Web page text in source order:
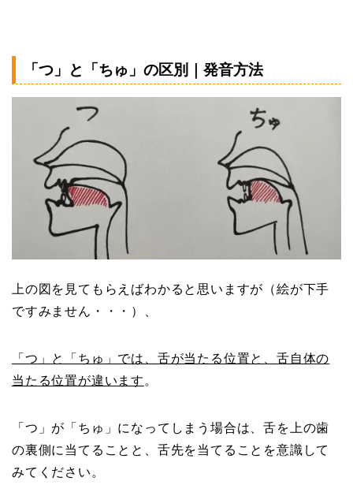
「つ」と「ちゅ」の区別｜発音方法
上の図を見てもらえばわかると思いますが（絵が下手
ですみません・・・）、
「つ」と「ちゅ」では、舌が当たる位置と、舌自体の
当たる位置が違います 。
「つ」が「ちゅ」になってしまう場合は、舌を上の歯
の裏側に当てることと、舌先を当てることを意識して
みてください。